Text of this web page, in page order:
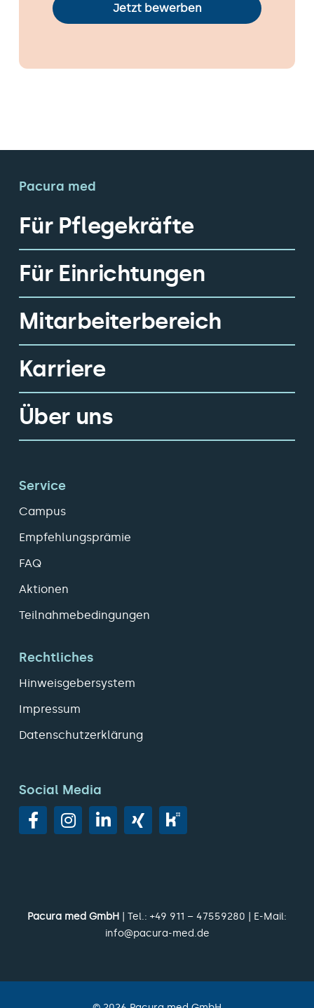
Jetzt bewerben
Pacura med
Für Pflegekräfte
Für Einrichtungen
Mitarbeiterbereich
Karriere
Über uns
Service
Campus
Empfehlungsprämie
FAQ
Aktionen
Teilnahmebedingungen
Rechtliches
Hinweisgebersystem
Impressum
Datenschutzerklärung
Social Media
Pacura med GmbH | Tel.: +49 911 – 47559280 | E-Mail:
info@pacura-med.de